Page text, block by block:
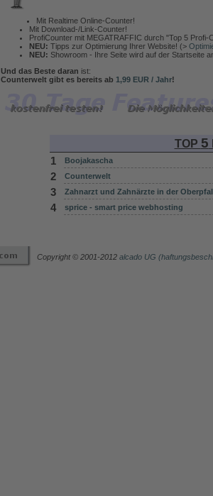
Mit Realtime Online-Counter!
Mit Download-/Link-Counter!
ProfiCounter mit MEGATRAFFIC durch "Top 5 Profi-
NEU: Tipps zur Optimierung Ihrer Website! (>
NEU: Showroom - Ihre Seite wird auf der Startseite
Und das Beste daran ist:
Counterwelt gibt es bereits ab 1,99 EUR / Jahr!
TOP 5
1
Boojakascha
2 Counterwelt
3 Zahnarzt und Zahnärzte in der
4 sprice - smart price webhosting
Copyright © 2001-2012 alcado UG